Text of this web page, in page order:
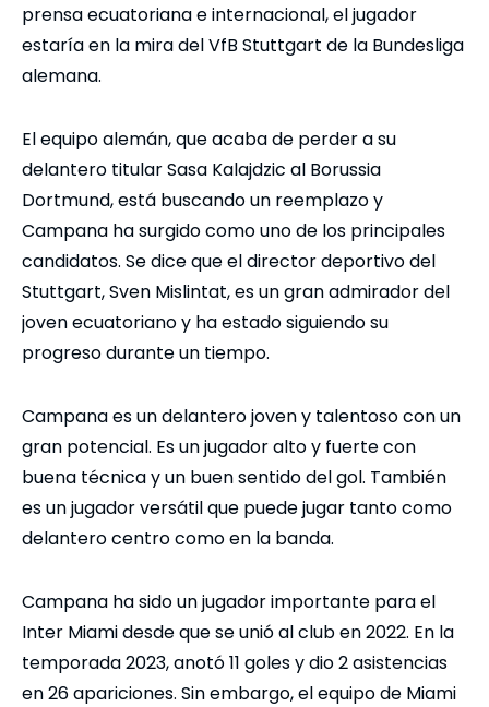
prensa ecuatoriana e internacional, el jugador
estaría en la mira del VfB Stuttgart de la Bundesliga
alemana.
El equipo alemán, que acaba de perder a su
delantero titular Sasa Kalajdzic al Borussia
Dortmund, está buscando un reemplazo y
Campana ha surgido como uno de los principales
candidatos. Se dice que el director deportivo del
Stuttgart, Sven Mislintat, es un gran admirador del
joven ecuatoriano y ha estado siguiendo su
progreso durante un tiempo.
Campana es un delantero joven y talentoso con un
gran potencial. Es un jugador alto y fuerte con
buena técnica y un buen sentido del gol. También
es un jugador versátil que puede jugar tanto como
delantero centro como en la banda.
Campana ha sido un jugador importante para el
Inter Miami desde que se unió al club en 2022. En la
temporada 2023, anotó 11 goles y dio 2 asistencias
en 26 apariciones. Sin embargo, el equipo de Miami